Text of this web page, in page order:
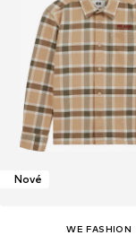
Nové
WE FASHION